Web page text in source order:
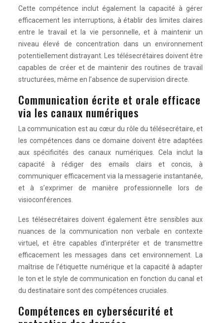
Cette compétence inclut également la capacité à gérer
efficacement les interruptions, à établir des limites claires
entre le travail et la vie personnelle, et à maintenir un
niveau élevé de concentration dans un environnement
potentiellement distrayant. Les télésecrétaires doivent être
capables de créer et de maintenir des routines de travail
structurées, même en l’absence de supervision directe.
Communication écrite et orale efficace
via les canaux numériques
La communication est au cœur du rôle du télésecrétaire, et
les compétences dans ce domaine doivent être adaptées
aux spécificités des canaux numériques. Cela inclut la
capacité à rédiger des emails clairs et concis, à
communiquer efficacement via la messagerie instantanée,
et à s’exprimer de manière professionnelle lors de
visioconférences.
Les télésecrétaires doivent également être sensibles aux
nuances de la communication non verbale en contexte
virtuel, et être capables d’interpréter et de transmettre
efficacement les messages dans cet environnement. La
maîtrise de l’étiquette numérique et la capacité à adapter
le ton et le style de communication en fonction du canal et
du destinataire sont des compétences cruciales.
Compétences en cybersécurité et